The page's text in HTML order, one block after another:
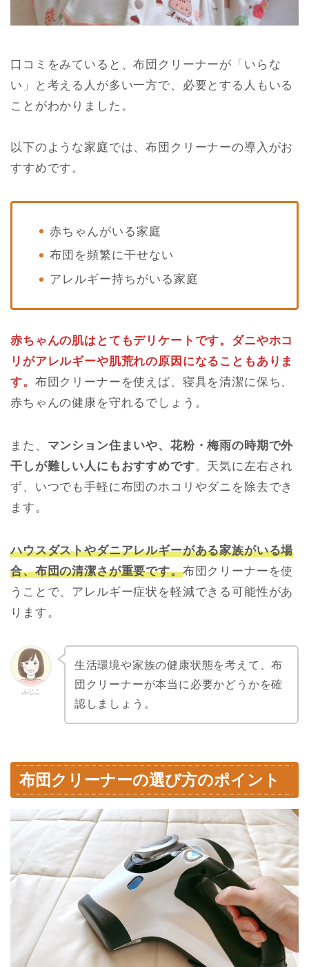
口コミをみていると、布団クリーナーが「いらな
い」と考える人が多い一方で、必要とする人もいる
ことがわかりました。
以下のような家庭では、布団クリーナーの導入がお
すすめです。
赤ちゃんがいる家庭
布団を頻繁に干せない
アレルギー持ちがいる家庭
赤ちゃんの肌はとてもデリケートです。ダニやホコ
リがアレルギーや肌荒れの原因になることもありま
す。 布団クリーナーを使えば、寝具を清潔に保ち、
赤ちゃんの健康を守れるでしょう。
また、 マンション住まいや、花粉・梅雨の時期で外
干しが難しい人にもおすすめです。天気に左右され
ず、いつでも手軽に布団のホコリやダニを除去でき
ます。
ハウスダストやダニアレルギーがある家族がいる場
合、布団の清潔さが重要です。布団クリーナーを使
うことで、アレルギー症状を軽減できる可能性があ
ります。
ふじこ
生活環境や家族の健康状態を考えて、布
団クリーナーが本当に必要かどうかを確
認しましょう。
布団クリーナーの選び方のポイント